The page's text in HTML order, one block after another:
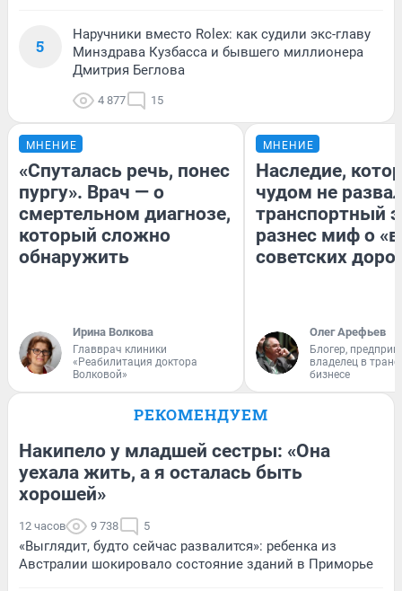
5
Наручники вместо Rolex: как судили экс-главу
Минздрава Кузбасса и бывшего миллионера
Дмитрия Беглова
4 877 15
МНЕНИЕ
«Спуталась речь, понес
пургу». Врач — о
смертельном диагнозе,
который сложно
обнаружить
Ирина Волкова
Главврач клиники
«Реабилитация доктора
Волковой»
МНЕНИЕ
Наследие,
чудом не
транспортный
разнес миф о
советских
Олег Арефьев
Блогер,
владелец в
бизнесе
РЕКОМЕНДУЕМ
Накипело у младшей сестры: «Она
уехала жить, а я осталась быть
хорошей»
12 часов 9 738 5
«Выглядит, будто сейчас развалится»: ребенка из
Австралии шокировало состояние зданий в Приморье